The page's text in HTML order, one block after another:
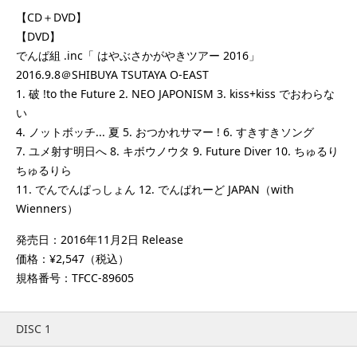
【CD＋DVD】
【DVD】
でんぱ組 .inc「 はやぶさかがやきツアー 2016」
2016.9.8＠SHIBUYA TSUTAYA O-EAST
1. 破 !to the Future 2. NEO JAPONISM 3. kiss+kiss でおわらな
い
4. ノットボッチ... 夏 5. おつかれサマー ! 6. すきすきソング
7. ユメ射す明日へ 8. キボウノウタ 9. Future Diver 10. ちゅるり
ちゅるりら
11. でんでんぱっしょん 12. でんぱれーど JAPAN（with
Wienners）
発売日：2016年11月2日 Release
価格：¥2,547（税込）
規格番号：TFCC-89605
DISC 1